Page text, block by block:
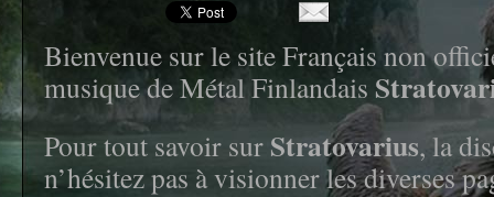
Bienvenue sur le site Français non
musique de Métal Finlandais
Pour tout savoir sur Stratovarius, la
n’hésitez pas à visionner les diverses